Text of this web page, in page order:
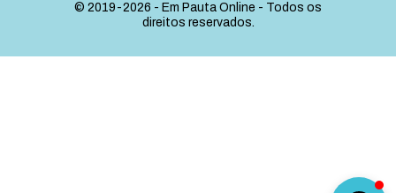
© 2019-2026 - Em Pauta Online - Todos os
direitos reservados.